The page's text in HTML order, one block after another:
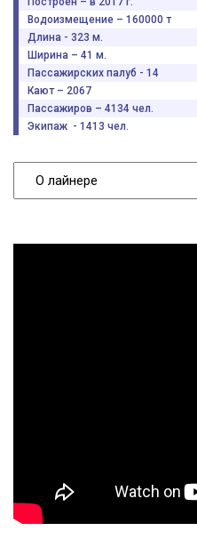
Водоизмещение – 160000 т
Длина - 323 м.
Ширина – 41 м.
Пассажирских палуб - 14
Кают – 2067
Пассажиров – 4134 чел.
Экипаж - 1413 чел.